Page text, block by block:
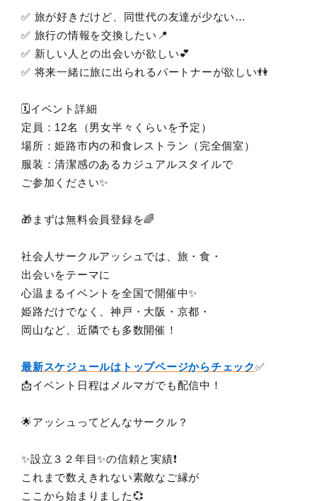
✅ 旅が好きだけど、同世代の友達が少ない…
✅ 旅行の情報を交換したい📍
✅ 新しい人との出会いが欲しい💕
✅ 将来一緒に旅に出られるパートナーが欲しい👫
🗓イベント詳細
定員：12名（男女半々くらいを予定）
場所：姫路市内の和食レストラン（完全個室）
服装：清潔感のあるカジュアルスタイルで
ご参加ください✨
🎁まずは無料会員登録を🌈
社会人サークルアッシュでは、旅・食・
出会いをテーマに
心温まるイベントを全国で開催中✨
姫路だけでなく、神戸・大阪・京都・
岡山など、近隣でも多数開催！
最新スケジュールはトップページからチェック✅
📩イベント日程はメルマガでも配信中！
🌟アッシュってどんなサークル？
✨設立３２年目✨の信頼と実績❗
これまで数えきれない素敵なご縁が
ここから始まりました💞